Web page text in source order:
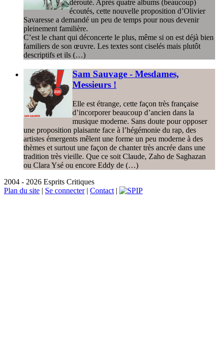
dérouté. Après quatre albums (beaucoup)
écoutés, cette nouvelle proposition d’Olivier
Savaresse a demandé un peu de temps pour nous devenir
pleinement familière.
C’est le chant qui déconcerte le plus, même si on est déjà bien
familiers de son œuvre. Les textes sont ciselés mais plutôt
descriptifs et ils (…)
Sam Sauvage - Mesdames,
Messieurs !
Elle est étrange, cette façon très française
d’incorporer beaucoup d’ancien dans la
musique moderne. Sans doute pour opposer
une proposition plaisante face à l’hégémonie du rap, des
artistes émergents mêlent une forme un peu moderne à des
thèmes et surtout une façon de chanter très ancrée dans une
tradition très vieille. Que ce soit Claude, Zaho de Saghazan
ou Clara Ysé ou encore Eddy de (…)
2004 - 2026 Esprits Critiques
Plan du site | Se connecter| Contact |